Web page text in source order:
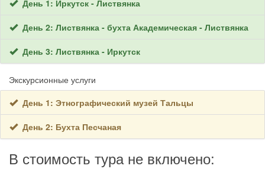
День 1: Иркутск - Листвянка
День 2: Листвянка - бухта Академическая - Листвянка
День 3: Листвянка - Иркутск
Экскурсионные услуги
День 1: Этнографический музей Тальцы
День 2: Бухта Песчаная
В стоимость тура не включено: